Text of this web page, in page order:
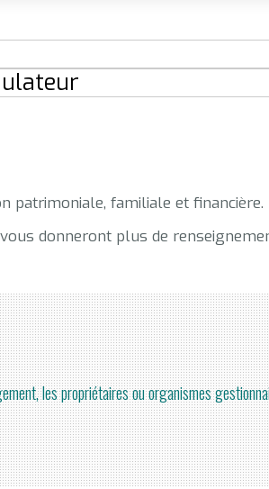
patrimoniale, familiale et financière.
donneront plus de
les propriétaires ou organismes